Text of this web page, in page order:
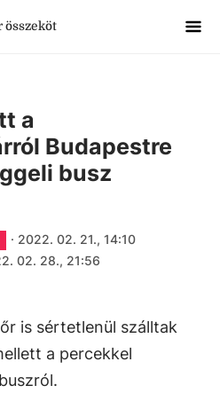
összeköt
a
Budapestre
busz
· 2022. 02. 21., 14:10
02. 28., 21:56
is sértetlenül szálltak
a percekkel